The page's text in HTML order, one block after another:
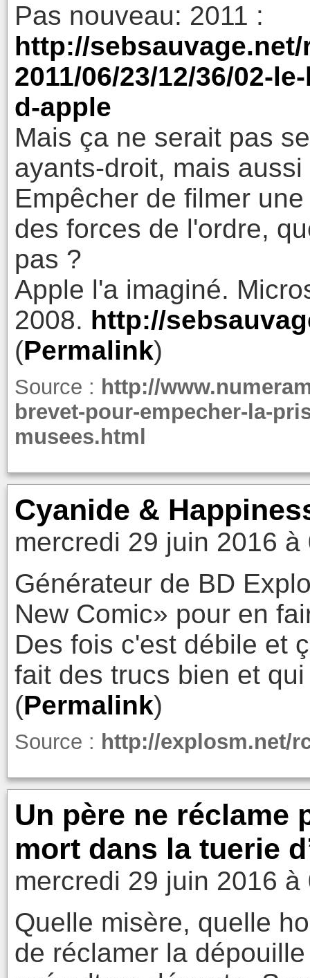
Pas nouveau: 2011 :
http://
2011/06/23/12/36/02-
d-apple
Mais ça ne serait pas
ayants-droit, mais
Empêcher de filmer
des forces de l'ordre,
pas ?
Apple l'a imaginé.
2008. http://
(Permalink)
Source : http://
brevet-pour-empecher-la-
musees.html
Cyanide &
mercredi 29 juin 2016 à
Générateur de BD
New Comic» pour en
Des fois c'est débile et
fait des trucs bien et
(Permalink)
Source : http://explosm.net/
Un père ne réclame
mort dans la tuerie
mercredi 29 juin 2016 à
Quelle misère, quelle
de réclamer la